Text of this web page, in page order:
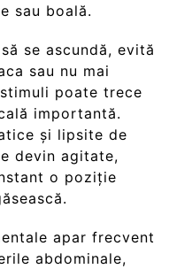
sau boală.
se ascundă, evită
sau nu mai
poate trece
importantă.
și lipsite de
devin agitate,
o poziție
apar frecvent
abdominale,